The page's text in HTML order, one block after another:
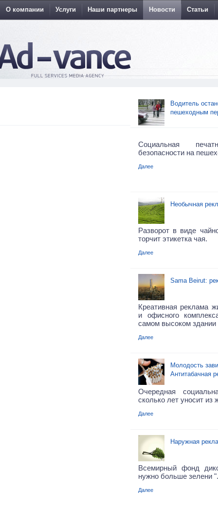
О компании Услуги Наши партнеры Новости Статьи
Водитель
пешеходным
Социальная
безопасности на
Далее
Необычная
Разворот в виде
торчит этикетка чая.
Далее
Sama Beirut:
Креативная реклама
и офисного
самом высоком здании
Далее
Молодость
Антитабачная
Очередная
сколько лет уносит из
Далее
Наружная
Всемирный фонд
нужно больше зелени ".
Далее